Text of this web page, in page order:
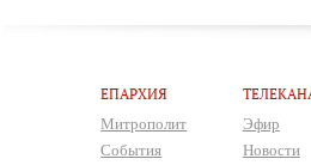
ЕПАРХИЯ
Митрополит
События
Эфир
Новости